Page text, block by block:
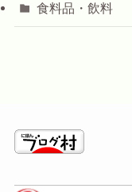
食料品・飲料